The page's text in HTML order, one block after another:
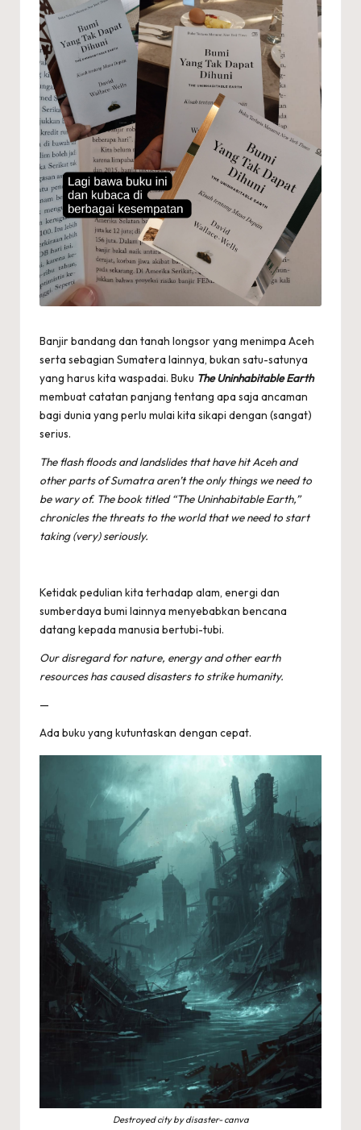
Banjir bandang dan tanah longsor yang menimpa Aceh
serta sebagian Sumatera lainnya, bukan satu-satunya
yang harus kita waspadai. Buku The Uninhabitable Earth
membuat catatan panjang tentang apa saja ancaman
bagi dunia yang perlu mulai kita sikapi dengan (sangat)
serius.
The flash floods and landslides that have hit Aceh and
other parts of Sumatra aren’t the only things we need to
be wary of. The book titled “The Uninhabitable Earth,”
chronicles the threats to the world that we need to start
taking (very) seriously.
Ketidak pedulian kita terhadap alam, energi dan
sumberdaya bumi lainnya menyebabkan bencana
datang kepada manusia bertubi-tubi.
Our disregard for nature, energy and other earth
resources has caused disasters to strike humanity.
—
Ada buku yang kutuntaskan dengan cepat.
Destroyed city by disaster- canva